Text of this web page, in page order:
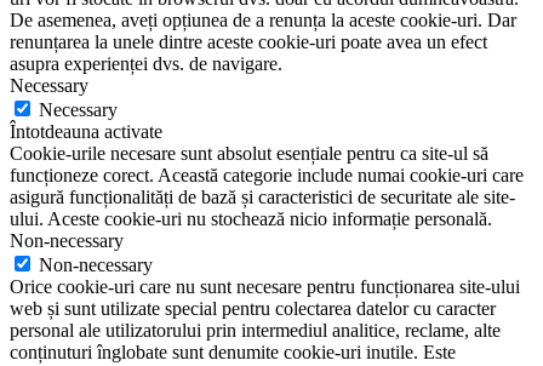
De asemenea, aveți opțiunea de a renunța la aceste cookie-uri. Dar
renunțarea la unele dintre aceste cookie-uri poate avea un efect
asupra experienței dvs. de navigare.
Necessary
Necessary
Întotdeauna activate
Cookie-urile necesare sunt absolut esențiale pentru ca site-ul să
funcționeze corect. Această categorie include numai cookie-uri care
asigură funcționalități de bază și caracteristici de securitate ale site-
ului. Aceste cookie-uri nu stochează nicio informație personală.
Non-necessary
Non-necessary
Orice cookie-uri care nu sunt necesare pentru funcționarea site-ului
web și sunt utilizate special pentru colectarea datelor cu caracter
personal ale utilizatorului prin intermediul analitice, reclame, alte
conținuturi înglobate sunt denumite cookie-uri inutile. Este